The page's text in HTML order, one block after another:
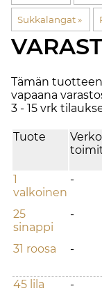
Sukkalangat‪»
Tämän
vapaana
3 - 15 vrk
Tuote
1
valkoinen
-
25
sinappi
-
31 roosa -
45 lila -